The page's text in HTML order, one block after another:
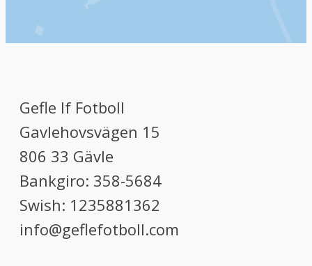
Gefle If Fotboll
Gavlehovsvägen 15
806 33 Gävle
Bankgiro: 358-5684
Swish: 1235881362
info@geflefotboll.com